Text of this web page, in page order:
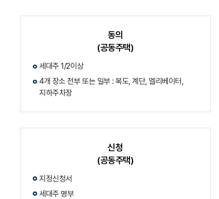
동의
(공동주택)
세대주 1/2이상
4개 장소 전부 또는 일부 : 복도, 계단, 엘리베이터,
지하주차장
신청
(공동주택)
지정신청서
세대주 명부